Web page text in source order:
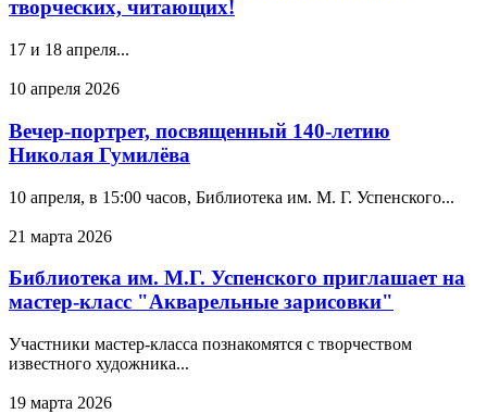
творческих, читающих!
17 и 18 апреля...
10 апреля 2026
Вечер‑портрет, посвященный 140‑летию
Николая Гумилёва
10 апреля, в 15:00 часов, Библиотека им. М. Г. Успенского...
21 марта 2026
Библиотека им. М.Г. Успенского приглашает на
мастер-класс "Акварельные зарисовки"
Участники мастер-класса познакомятся с творчеством
известного художника...
19 марта 2026